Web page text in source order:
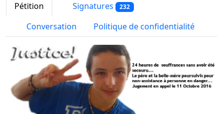
Pétition Signatures 232
Conversation Politique de confidentialité